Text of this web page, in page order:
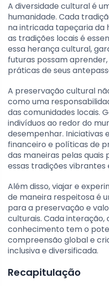
A diversidade cultural é
humanidade. Cada
na intricada tapeçaria da
as tradições locais é
essa herança cultural,
futuras possam
práticas de seus
A preservação cultural
como uma
das comunidades locais.
indivíduos ao redor do
desempenhar. Iniciativas
financeiro e políticas de
das maneiras pelas
essas tradições vibrantes
Além disso, viajar e
de maneira respeitosa é
para a preservação e
culturais. Cada interação,
conhecimento tem o
compreensão global e
inclusiva e diversificada.
Recapitulação